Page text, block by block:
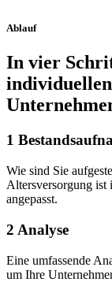
Ablauf
In vier
1
Wie sind Sie
Altersversorgung
angepasst.
2 Analyse
Eine umfassende
um Ihre